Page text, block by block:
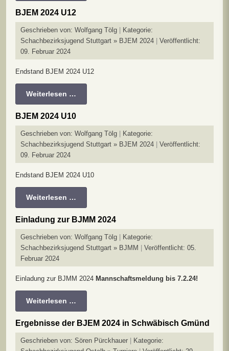
BJEM 2024 U12
Geschrieben von: Wolfgang Tölg
Kategorie:
Schachbezirksjugend Stuttgart » BJEM 2024
Veröffentlicht:
09. Februar 2024
Endstand BJEM 2024 U12
Weiterlesen …
BJEM 2024 U10
Geschrieben von: Wolfgang Tölg
Kategorie:
Schachbezirksjugend Stuttgart » BJEM 2024
Veröffentlicht:
09. Februar 2024
Endstand BJEM 2024 U10
Weiterlesen …
Einladung zur BJMM 2024
Geschrieben von: Wolfgang Tölg
Kategorie:
Schachbezirksjugend Stuttgart » BJMM
Veröffentlicht: 05.
Februar 2024
Einladung zur BJMM 2024 Mannschaftsmeldung bis 7.2.24!
Weiterlesen …
Ergebnisse der BJEM 2024 in Schwäbisch Gmünd
Geschrieben von: Sören Pürckhauer
Kategorie: